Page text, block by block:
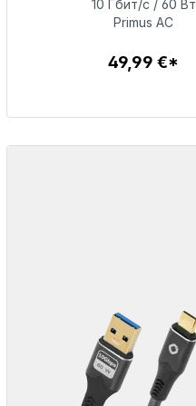
49,99 €
Детали
10 Гбит/с / 60 Вт
Primus AC
49,99 €*